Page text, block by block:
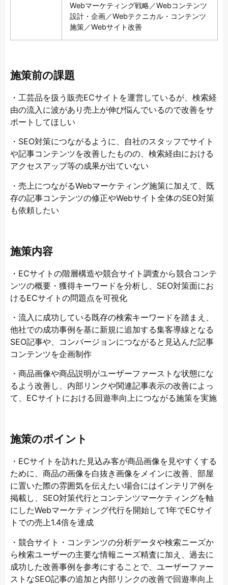
Webマーケティング戦略／Webコンテンツ
設計・企画／Webテクニカル・コンテンツ
施策／Webサイト改善
施策前の課題
・工芸品を扱う販売ECサイトを運営しているが、検索経
由の流入に波があり売上が伸び悩んでいるので改善をサ
ポートしてほしい
・SEO対策につながるように、自社のスタッフでサイト
や記事コンテンツを改善したものの、検索経由における
アクセスアップ等の成果が出ていない
・売上につながるWebマーケティング施策に加えて、既
存の記事コンテンツの修正やWebサイト全体のSEO対策
も依頼したい
施策内容
・ECサイトの階層構造や競合サイト調査から競合コンテ
ンツの概要・獲得キーワードを分析し、SEO対策面にお
けるECサイトの問題点を可視化
・流入に成功している既存の検索キーワードを踏まえ、
他社での成功事例を基に新規に追加する集客導線となる
SEO記事や、コンバージョンにつながると見込んだ記事
コンテンツを企画制作
・商品画像や商品説明がユーザーファーストな状態にな
るよう改善し、内部リンクや関連記事表示の改善によっ
て、ECサイトにおける回遊率向上につながる施策を実施
施策のポイント
・ECサイトを訪れた見込み客が商品画像を見やすくする
ために、商品の画像を白抜き画像をメインに改善、部屋
に置いた際の雰囲気を伝えたい場合にはインテリア例を
掲載し、SEO対策代行とコンテンツマーケティングを軸
にしたWebマーケティング代行を開始して1年でECサイ
トでの売上1.4倍を達成
・競合サイト・コンテンツの分析データや検索ニーズか
ら検索ユーザーの主要な情報ニーズ精査に加え、過去に
成功した改善事例を参考にすることで、ユーザーファー
ストなSEO記事の追加と内部リンクの改善で回遊率向上